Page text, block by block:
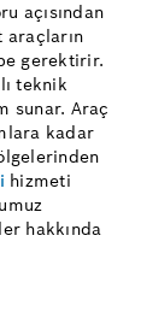
açısından
araçların
gerektirir.
teknik
sunar. Araç
kadar
hizmeti
hakkında